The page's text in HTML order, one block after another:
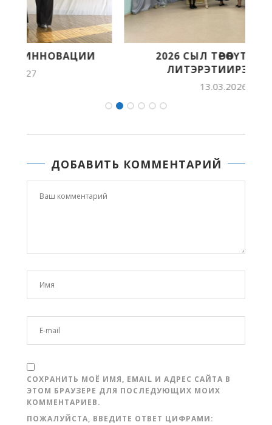
2026 СЫЛ ТӨРӨӨБҮТ ТЫЛ УОННА
ЛИТЭРЭТИИРЭ БАСТЫҤ...
ДОБАВИТЬ КОММЕНТАРИЙ
СОХРАНИТЬ МОЁ ИМЯ, EMAIL И АДРЕС САЙТА В
ЭТОМ БРАУЗЕРЕ ДЛЯ ПОСЛЕДУЮЩИХ МОИХ
КОММЕНТАРИЕВ.
ПОЖАЛУЙСТА, ВВЕДИТЕ ОТВЕТ ЦИФРАМИ: